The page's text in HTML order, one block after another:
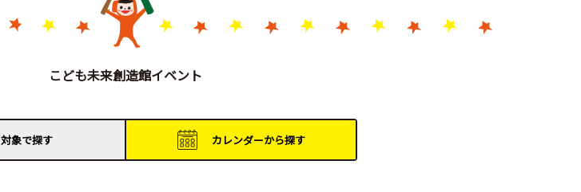
こども未来創造館イベント
対象で探す カレンダーから探す